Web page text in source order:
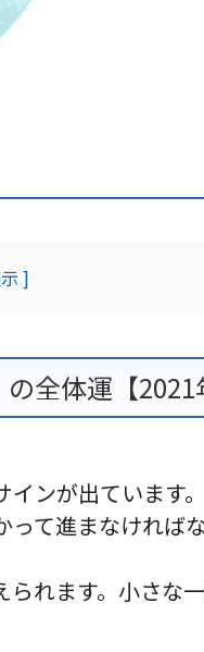
]
全体運【2021
ンが出ています。
て進まなければ
れます。小さな一